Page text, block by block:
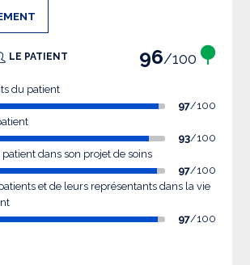
LE PATIENT 96/100
du patient
97/100
93/100
dans son projet de soins
97/100
et de leurs représentants dans la vie
97/100